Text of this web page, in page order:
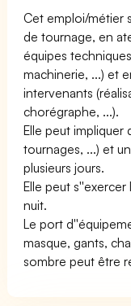
Cet emploi/métier
de tournage, en
équipes
machinerie, ...) et
intervenants
chorégraphe, ...).
Elle peut impliquer
tournages, ...) et
plusieurs jours.
Elle peut
nuit.
Le port
masque, gants,
sombre peut être